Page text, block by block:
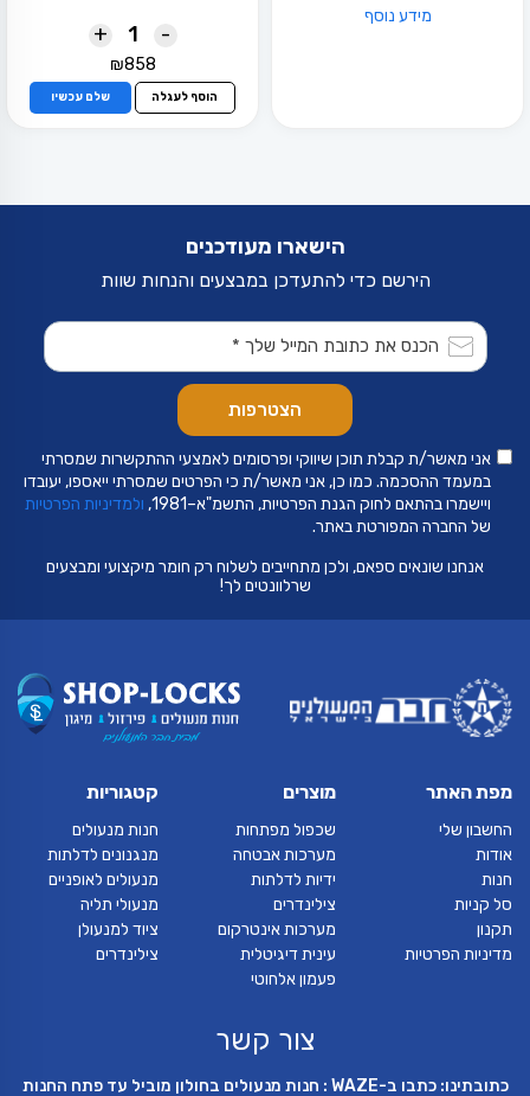
מידע נוסף
-
+
₪858
הוסף לעגלה שלם עכשיו
הישארו מעודכנים
הירשם כדי להתעדכן במבצעים והנחות שוות
אני מאשר/ת קבלת תוכן שיווקי ופרסומים לאמצעי ההתקשרות שמסרתי
במעמד ההסכמה. כמו כן, אני מאשר/ת כי הפרטים שמסרתי ייאספו, יעובדו
ויישמרו בהתאם לחוק הגנת הפרטיות, התשמ"א–1981,
ולמדיניות הפרטיות
של החברה המפורטת באתר.
אנחנו שונאים ספאם, ולכן מתחייבים לשלוח רק חומר מיקצועי ומבצעים
שרלוונטים לך!
מפת האתר
החשבון שלי
אודות
חנות
סל קניות
תקנון
מדיניות הפרטיות
מוצרים
שכפול מפתחות
מערכות אבטחה
ידיות לדלתות
צילינדרים
מערכות אינטרקום
עינית דיגיטלית
פעמון אלחוטי
קטגוריות
חנות מנעולים
מנגנונים לדלתות
מנעולים לאופניים
מנעולי תליה
ציוד למנעולן
צילינדרים
צור קשר
כתובתינו: כתבו ב-WAZE : חנות מנעולים בחולון מוביל עד פתח החנות